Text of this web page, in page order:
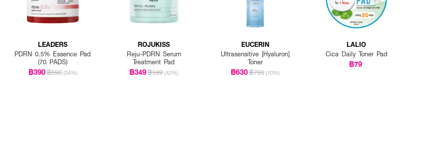
LEADERS
PDRN 0.5% Essence Pad
(70 PADS)
฿390฿590 (34%)
ROJUKISS
Reju-PDRN Serum
Treatment Pad
฿349฿599 (42%)
EUCERIN
Ultrasensitive [Hyaluron]
Toner
฿630฿700 (10%)
LALIO
Cica Daily Toner Pad
฿79